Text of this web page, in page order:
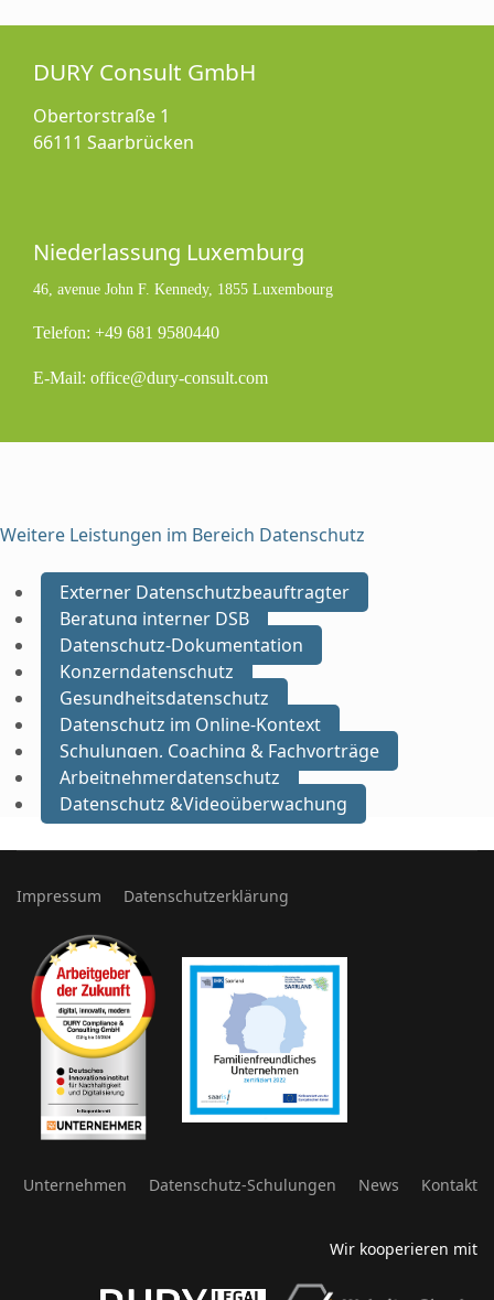
DURY Consult GmbH
Obertorstraße 1
66111 Saarbrücken
Niederlassung Luxemburg
46, avenue John F. Kennedy, 1855 Luxembourg
Telefon: +49 681 9580440
E-Mail: office@dury-consult.com
Weitere Leistungen im Bereich Datenschutz
Externer Datenschutzbeauftragter
Beratung interner DSB
Datenschutz-Dokumentation
Konzerndatenschutz
Gesundheitsdatenschutz
Datenschutz im Online-Kontext
Schulungen, Coaching & Fachvorträge
Arbeitnehmerdatenschutz
Datenschutz &Videoüberwachung
Impressum Datenschutzerklärung
Unternehmen Datenschutz-Schulungen News Kontakt
Wir kooperieren mit